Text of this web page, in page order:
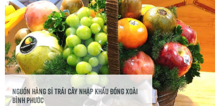
Nguồn hàng sỉ trái cây nhập khẩu Đồng Xoài
Bình Phước